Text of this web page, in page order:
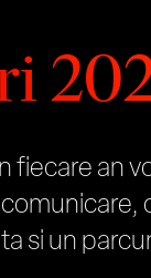
fiecare an
si un